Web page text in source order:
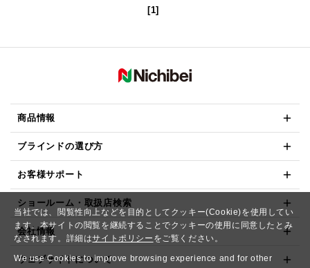
当社では、閲覧性向上などを目的としてクッキー(Cookie)を使用してい
ます。本サイトの閲覧を継続することでクッキーの使用に同意したとみ
なされます。詳細はサイトポリシー をご覧ください。
We use Cookies to improve browsing experience and for other
[1]
商品情報
ブラインドの選び方
お客様サポート
ショールーム・取扱店検索
会社情報
ウェブサイトについて